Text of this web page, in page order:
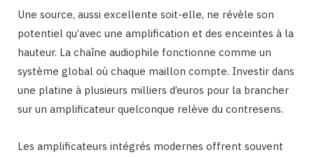
Une source, aussi excellente soit-elle, ne révèle son
potentiel qu’avec une amplification et des enceintes à la
hauteur. La chaîne audiophile fonctionne comme un
système global où chaque maillon compte. Investir dans
une platine à plusieurs milliers d’euros pour la brancher
sur un amplificateur quelconque relève du contresens.
Les amplificateurs intégrés modernes offrent souvent